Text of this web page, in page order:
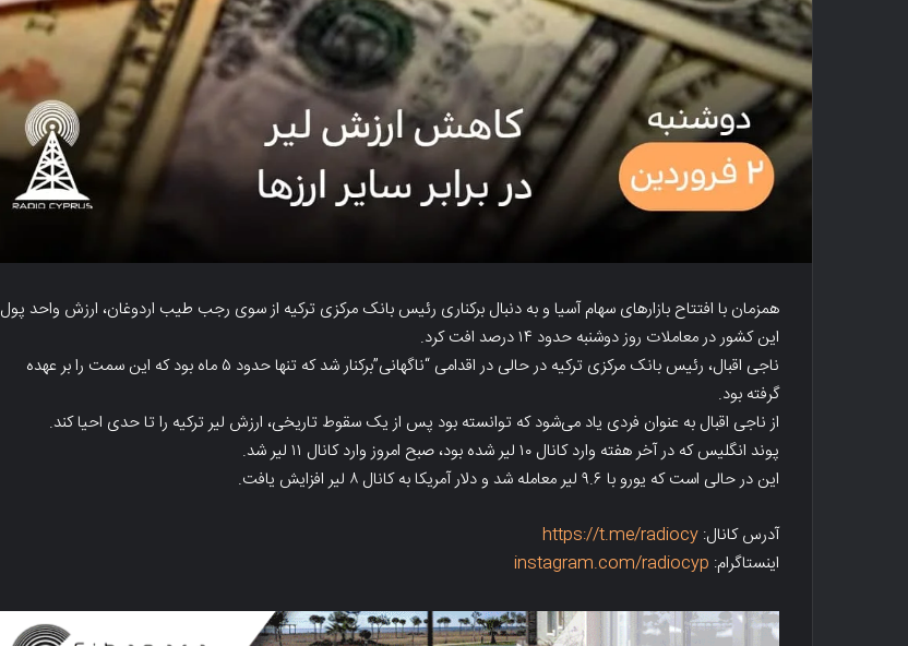
همزمان با افتتاح بازارهای سهام آسیا و به دنبال برکناری رئیس بانک مرکزی ترکیه از سوی رجب طیب اردوغان، ارزش واحد پول
این کشور در معاملات روز دوشنبه حدود ۱۴ درصد افت کرد.
ناجی اقبال، رئیس بانک مرکزی ترکیه در حالی در اقدامی “ناگهانی”برکنار شد که تنها حدود ۵ ماه بود که این سمت را بر عهده
گرفته بود.
از ناجی اقبال به عنوان فردی یاد می‌شود که توانسته بود پس از یک سقوط تاریخی، ارزش لیر ترکیه را تا حدی احیا کند.
پوند انگلیس که در آخر هفته وارد کانال ۱۰ لیر شده بود، صبح امروز وارد کانال ۱۱ لیر شد.
این در حالی است که یورو با ۹.۶ لیر معامله شد و دلار آمریکا به کانال ۸ لیر افزایش یافت.
آدرس کانال: https://t.me/radiocy
اینستاگرام: instagram.com/radiocyp